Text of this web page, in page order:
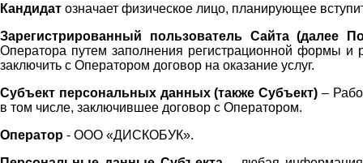
Кандидат означает физическое лицо, планирующее
Зарегистрированный пользователь Сайта (далее
Оператора путем заполнения регистрационной формы и
заключить с Оператором договор на оказание услуг.
Субъект персональных данных (также Субъект) –
в том числе, заключившее договор с Оператором.
Оператор - ООО «ДИСКОБУК».